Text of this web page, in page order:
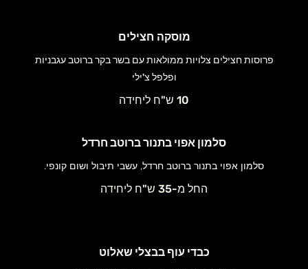
מוסקה חצילים
פרוסות חצילים צלויות ממולאות עם בשר בקר ברוטב עגבניות
ופלפל צ'ילי
10 ש"ח ליחידה
סלמון אפוי בתנור ברוטב חרדל
סלמון אפוי בתנור ברוטב חרדל, עשבי תיבול ושום קונפי.
החל מ-35 ש"ח ליחידה
כבדי עוף בבצלי שאלוט